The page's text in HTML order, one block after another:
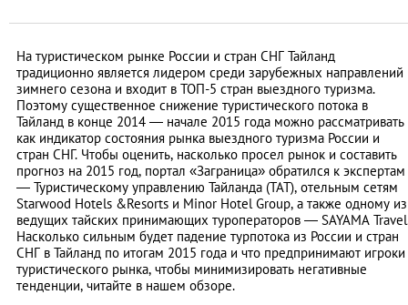
На туристическом рынке России и стран СНГ Тайланд
традиционно является лидером среди зарубежных направлений
зимнего сезона и входит в ТОП-5 стран выездного туризма.
Поэтому cущественное снижение туристического потока в
Тайланд в конце 2014 — начале 2015 года можно рассматривать
как индикатор состояния рынка выездного туризма России и
стран СНГ. Чтобы оценить, насколько просел рынок и составить
прогноз на 2015 год, портал «Заграница» обратился к экспертам
— Туристическому управлению Тайланда (ТАТ), отельным сетям
Starwood Hotels &Resorts и Minor Hotel Group, а также одному из
ведущих тайских принимающих туроператоров — SAYAMA
Насколько сильным будет падение турпотока из России и стран
СНГ в Тайланд по итогам 2015 года и что предпринимают игроки
туристического рынка, чтобы минимизировать негативные
тенденции, читайте в нашем обзоре.